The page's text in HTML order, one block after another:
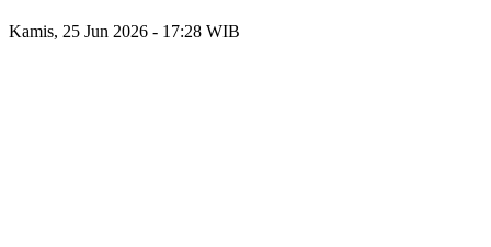
Kamis, 25 Jun 2026 - 17:28 WIB